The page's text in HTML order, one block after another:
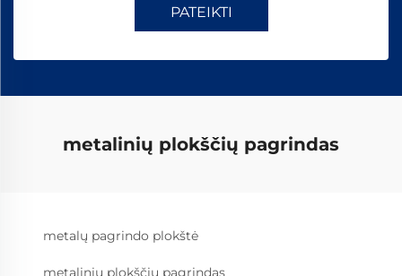
PATEIKTI
metalinių plokščių pagrindas
metalų pagrindo plokštė
metalinių plokščių pagrindas